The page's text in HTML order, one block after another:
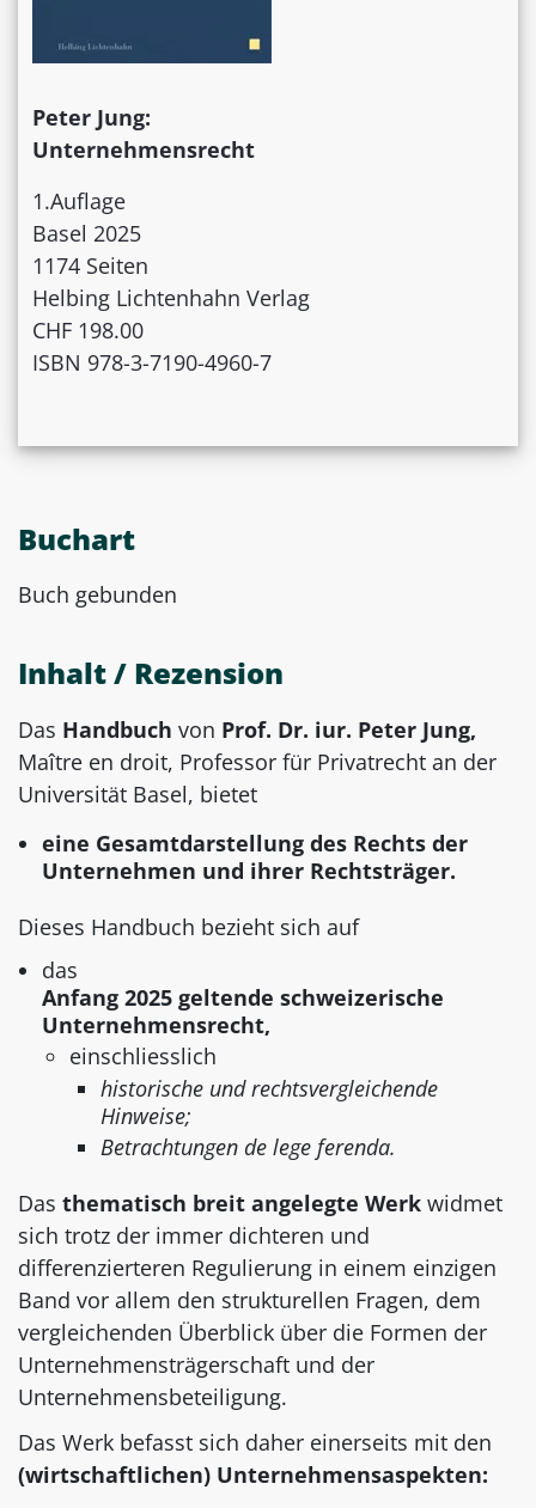
Peter Jung:
Unternehmensrecht
1.Auflage
Basel 2025
1174 Seiten
Helbing Lichtenhahn Verlag
CHF 198.00
ISBN 978-3-7190-4960-7
Buchart
Buch gebunden
Inhalt / Rezension
Das Handbuch von Prof. Dr. iur. Peter Jung,
Maître en droit, Professor für Privatrecht an der
Universität Basel, bietet
eine Gesamtdarstellung des Rechts der
Unternehmen und ihrer Rechtsträger.
Dieses Handbuch bezieht sich auf
das
Anfang 2025 geltende schweizerische
Unternehmensrecht,
einschliesslich
historische und rechtsvergleichende
Hinweise;
Betrachtungen de lege ferenda.
Das thematisch breit angelegte Werk widmet
sich trotz der immer dichteren und
differenzierteren Regulierung in einem einzigen
Band vor allem den strukturellen Fragen, dem
vergleichenden Überblick über die Formen der
Unternehmensträgerschaft und der
Unternehmensbeteiligung.
Das Werk befasst sich daher einerseits mit den
(wirtschaftlichen) Unternehmensaspekten: